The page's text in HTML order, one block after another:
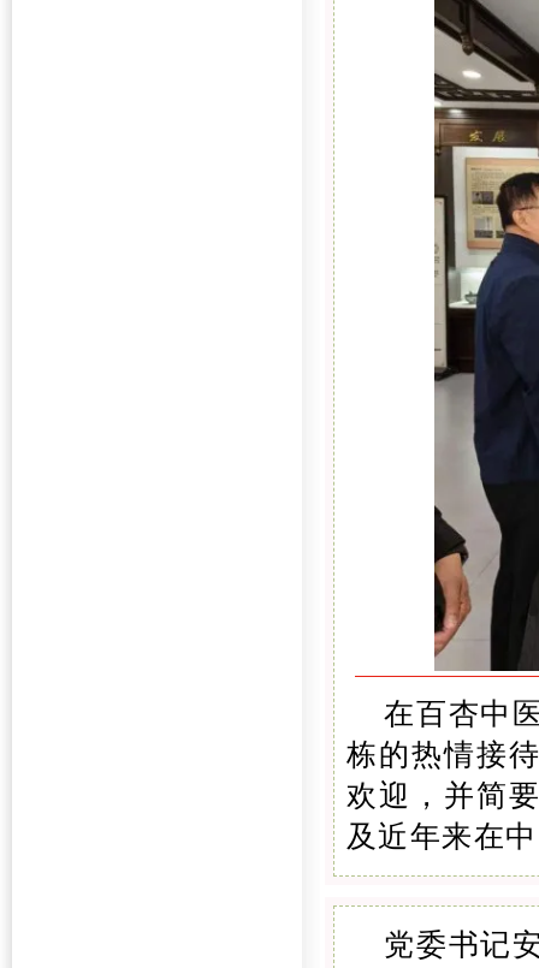
在百杏中
栋的热情接
欢迎，并简
及近年来在
党委书记